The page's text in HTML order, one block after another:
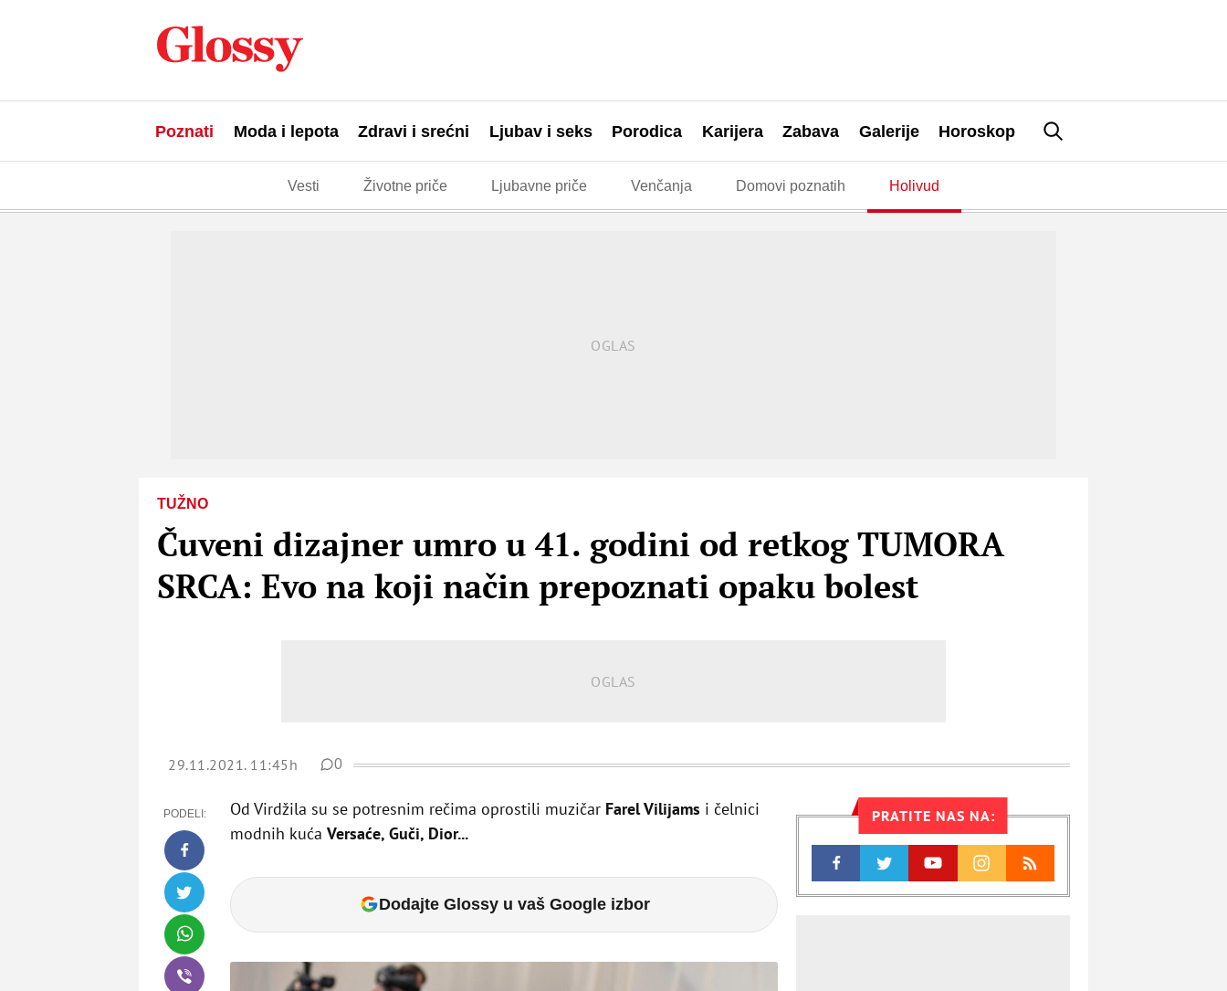
Poznati Moda i lepota Zdravi i srećni Ljubav i seks Porodica Karijera Zabava Galerije Horoskop
Vesti Životne priče Ljubavne priče Venčanja Domovi poznatih Holivud
TUŽNO
Čuveni dizajner umro u 41. godini od retkog TUMORA
SRCA: Evo na koji način prepoznati opaku bolest
29.11.2021. 11:45h 0
PODELI: Od Virdžila su se potresnim rečima oprostili muzičar Farel Vilijams i čelnici
modnih kuća Versaće, Guči, Dior...
Dodajte Glossy u vaš Google izbor
PRATITE NAS NA: